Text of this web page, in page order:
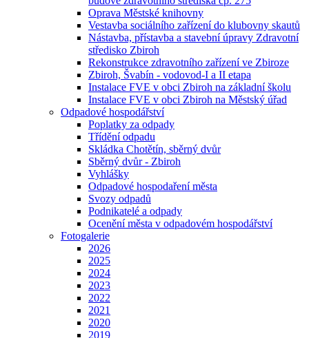
Oprava Městské knihovny
Vestavba sociálního zařízení do klubovny skautů
Nástavba, přístavba a stavební úpravy Zdravotní
středisko Zbiroh
Rekonstrukce zdravotního zařízení ve Zbiroze
Zbiroh, Švabín - vodovod-I a II etapa
Instalace FVE v obci Zbiroh na základní školu
Instalace FVE v obci Zbiroh na Městský úřad
Odpadové hospodářství
Poplatky za odpady
Třídění odpadu
Skládka Chotětín, sběrný dvůr
Sběrný dvůr - Zbiroh
Vyhlášky
Odpadové hospodaření města
Svozy odpadů
Podnikatelé a odpady
Ocenění města v odpadovém hospodářství
Fotogalerie
2026
2025
2024
2023
2022
2021
2020
2019